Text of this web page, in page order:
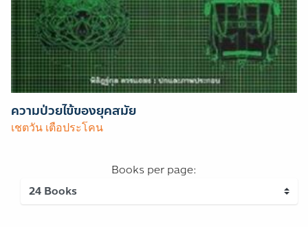
ความป่วยไข้ของยุคสมัย
เชตวัน เตือประโคน
Books per page: